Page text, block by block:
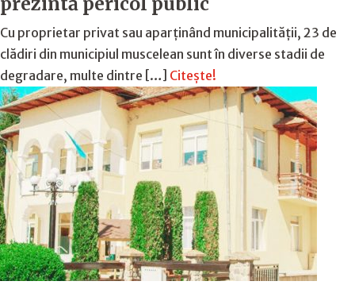
Cu proprietar privat sau aparținând municipalității, 23 de
clădiri din municipiul muscelean sunt în diverse stadii de
degradare, multe dintre […] Citește!